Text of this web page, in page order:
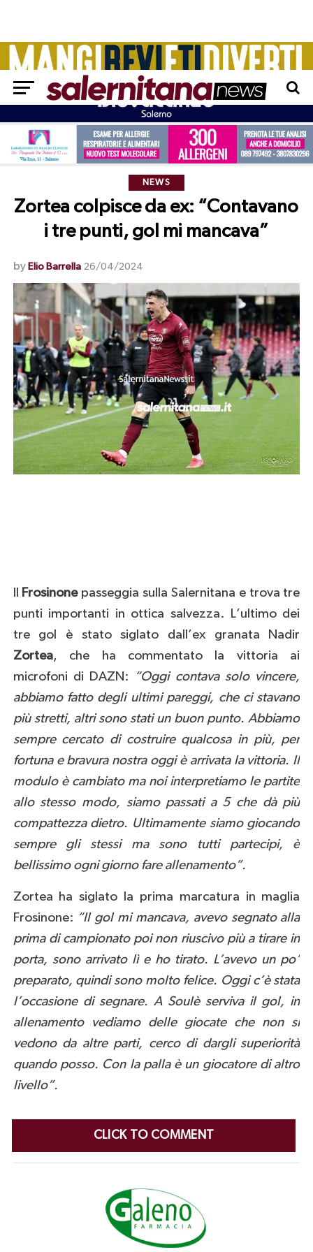
NEWS
Zortea colpisce da ex: “Contavano
i tre punti, gol mi mancava”
by Elio Barrella 26/04/2024
Frosinonepasseggia sulla Salernitana e trova tre
punti importanti in ottica salvezza. L’ultimo dei
tre gol è stato siglato dall’ex granata Nadir
Zortea, che ha commentato la vittoria ai
microfoni di DAZN:
“Oggi contava solo vincere,
abbiamo fatto degli ultimi pareggi, che ci stavano
più stretti, altri sono stati un buon punto. Abbiamo
sempre cercato di costruire qualcosa in più, per
fortuna e bravura nostra oggi è arrivata la vittoria. Il
modulo è cambiato ma noi interpretiamo le partite
allo stesso modo, siamo passati a 5 che dà più
compattezza dietro. Ultimamente siamo giocando
sempre gli stessi ma sono tutti partecipi, è
bellissimo ogni giorno fare allenamento”.
Zortea ha siglato la prima marcatura in maglia
Frosinone: “Il gol mi mancava, avevo segnato alla
prima di campionato poi non riuscivo più a tirare in
porta, sono arrivato lì e ho tirato. L’avevo un po’
preparato, quindi sono molto felice. Oggi c’è stata
l’occasione di segnare. A Soulè serviva il gol, in
allenamento vediamo delle giocate che non si
vedono da altre parti, cerco di dargli superiorità
quando posso. Con la palla è un giocatore di altro
livello”.
CLICK TO COMMENT